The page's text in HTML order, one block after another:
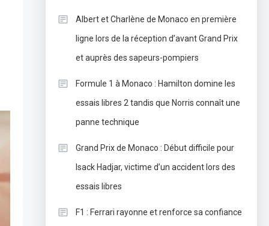
Albert et Charlène de Monaco en première
ligne lors de la réception d’avant Grand Prix
et auprès des sapeurs-pompiers
Formule 1 à Monaco : Hamilton domine les
essais libres 2 tandis que Norris connaît une
panne technique
Grand Prix de Monaco : Début difficile pour
Isack Hadjar, victime d’un accident lors des
essais libres
F1 : Ferrari rayonne et renforce sa confiance